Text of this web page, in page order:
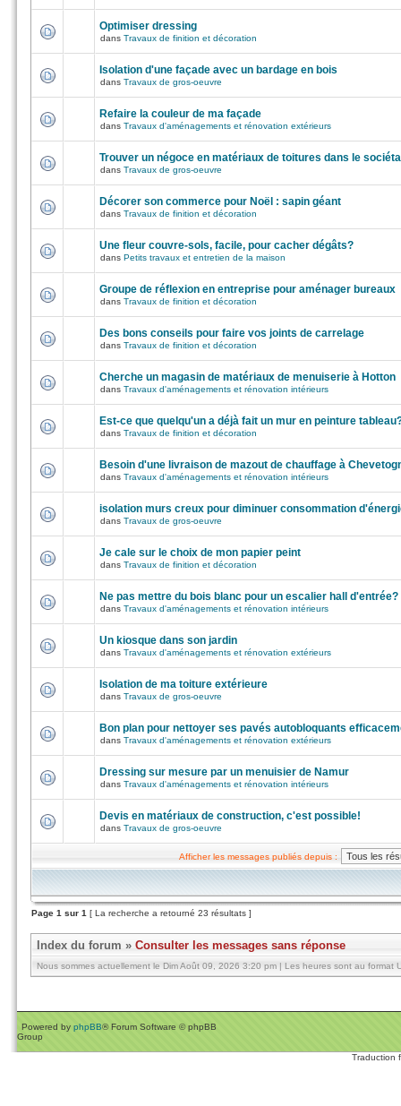
Optimiser dressing
dans Travaux de finition et décoration
Isolation d'une façade avec un bardage en bois
dans Travaux de gros-oeuvre
Refaire la couleur de ma façade
dans Travaux d'aménagements et rénovation extérieurs
Trouver un négoce en matériaux de toitures dans le
dans Travaux de gros-oeuvre
Décorer son commerce pour Noël : sapin géant
dans Travaux de finition et décoration
Une fleur couvre-sols, facile, pour cacher dégâts?
dans Petits travaux et entretien de la maison
Groupe de réflexion en entreprise pour aménager bureaux
dans Travaux de finition et décoration
Des bons conseils pour faire vos joints de carrelage
dans Travaux de finition et décoration
Cherche un magasin de matériaux de menuiserie à Hotton
dans Travaux d'aménagements et rénovation intérieurs
Est-ce que quelqu'un a déjà fait un mur en peinture
dans Travaux de finition et décoration
Besoin d'une livraison de mazout de chauffage à
dans Travaux d'aménagements et rénovation intérieurs
isolation murs creux pour diminuer consommation
dans Travaux de gros-oeuvre
Je cale sur le choix de mon papier peint
dans Travaux de finition et décoration
Ne pas mettre du bois blanc pour un escalier hall d'entrée?
dans Travaux d'aménagements et rénovation intérieurs
Un kiosque dans son jardin
dans Travaux d'aménagements et rénovation extérieurs
Isolation de ma toiture extérieure
dans Travaux de gros-oeuvre
Bon plan pour nettoyer ses pavés autobloquants
dans Travaux d'aménagements et rénovation extérieurs
Dressing sur mesure par un menuisier de Namur
dans Travaux d'aménagements et rénovation intérieurs
Devis en matériaux de construction, c'est possible!
dans Travaux de gros-oeuvre
Afficher les messages publiés depuis :
Page 1 sur 1 [ La recherche a retourné 23 résultats ]
Index du forum » Consulter les messages sans réponse
Nous sommes actuellement le Dim Août 09, 2026 3:20 pm | Les heures sont au format
Powered by phpBB® Forum Software © phpBB
Group
Traduction